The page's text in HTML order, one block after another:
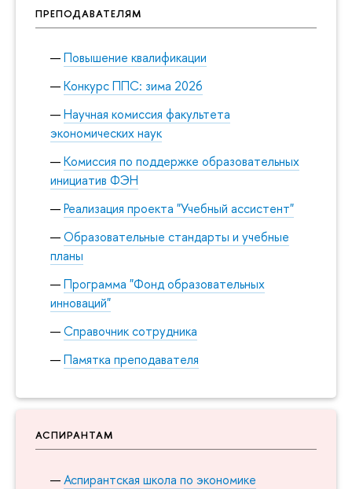
ПРЕПОДАВАТЕЛЯМ
Повышение квалификации
Конкурс ППС: зима 2026
Научная комиссия факультета
экономических наук
Комиссия по поддержке образовательных
инициатив ФЭН
Реализация проекта "Учебный ассистент"
Образовательные стандарты и учебные
планы
Программа "Фонд образовательных
инноваций"
Справочник сотрудника
Памятка преподавателя
АСПИРАНТАМ
Аспирантская школа по экономике